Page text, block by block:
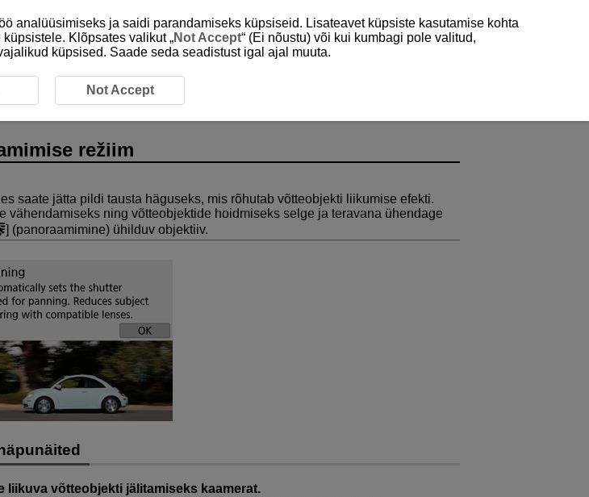
režiim
saate jätta pildi tausta häguseks, mis rõhutab võtteobjekti liikumise efekti.
vähendamiseks ning võtteobjektide hoidmiseks selge ja teravana ühendage
] (panoraamimine) ühilduv objektiiv.
liikuva võtteobjekti jälitamiseks kaamerat.
analüüsimiseks ja saidi parandamiseks küpsiseid. Lisateavet küpsiste kasutamise kohta
Klõpsates valikut „Not Accept“ (Ei nõustu) või kui kumbagi pole valitud,
küpsised. Saade seda seadistust igal ajal muuta.
Not Accept